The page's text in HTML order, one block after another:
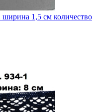
ширина 1,5 см количество